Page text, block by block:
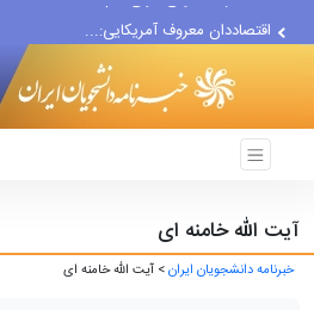
اقتصاددان معروف آمریکایی:...
آیت الله خامنه ای
خبرنامه دانشجویان ایران> آیت الله خامنه ای